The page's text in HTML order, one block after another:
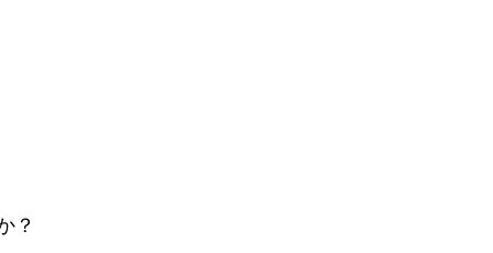
？